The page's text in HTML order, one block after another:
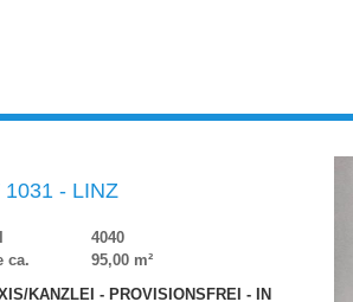
- LINZ
4040
ca.
95,00 m²
KANZLEI - PROVISIONSFREI - IN